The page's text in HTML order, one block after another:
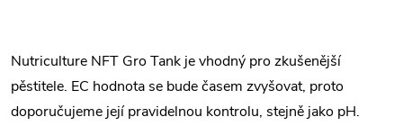
Nutriculture NFT Gro Tank je vhodný pro zkušenější
pěstitele. EC hodnota se bude časem zvyšovat, proto
doporučujeme její pravidelnou kontrolu, stejně jako pH.